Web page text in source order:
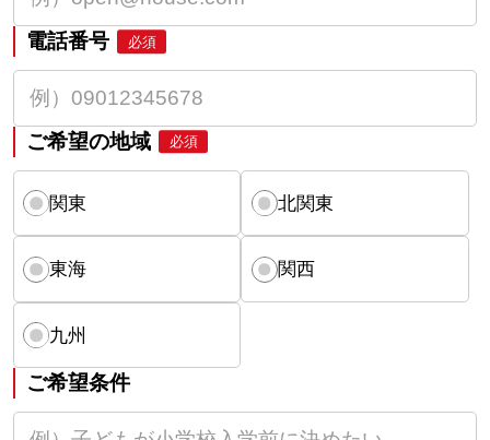
電話番号 必須
ご希望の地域 必須
関東 北関東
東海 関西
九州
ご希望条件